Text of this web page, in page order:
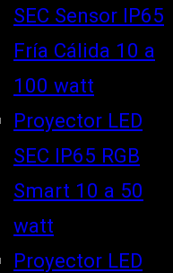
SEC Sensor IP65
Fría Cálida 10 a
100 watt
Proyector LED
SEC IP65 RGB
Smart 10 a 50
watt
Proyector LED